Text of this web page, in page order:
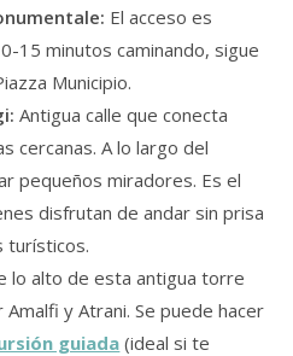
El acceso es
15 minutos caminando, sigue
Municipio.
Antigua calle que conecta
cercanas. A lo largo del
pequeños miradores. Es el
disfrutan de andar sin prisa
turísticos.
lo alto de esta antigua torre
y Atrani. Se puede hacer
guiada (ideal si te